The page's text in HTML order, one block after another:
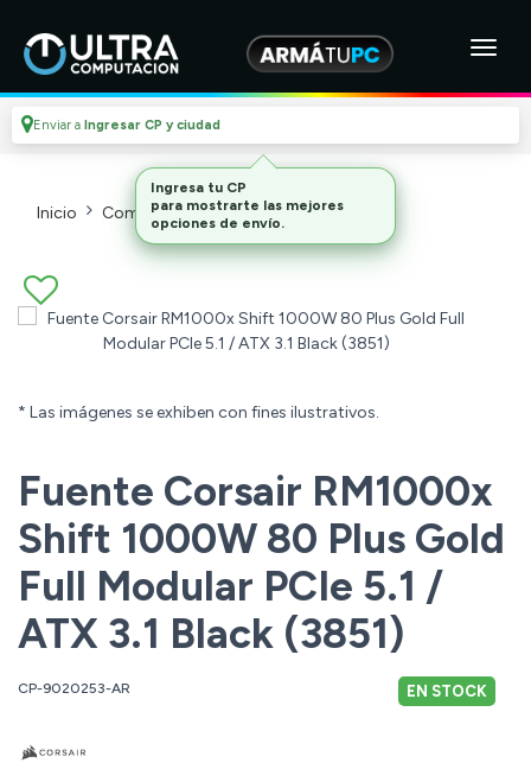
Enviar a Ingresar CP y ciudad
Inicio Componentes De Pc Fuentes
* Las imágenes se exhiben con fines ilustrativos.
Fuente Corsair RM1000x
Shift 1000W 80 Plus Gold
Full Modular PCIe 5.1 /
ATX 3.1 Black (3851)
CP-9020253-AR EN STOCK
Ingresa tu CP
para mostrarte las mejores
opciones de envío.